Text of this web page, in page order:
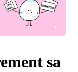
sa